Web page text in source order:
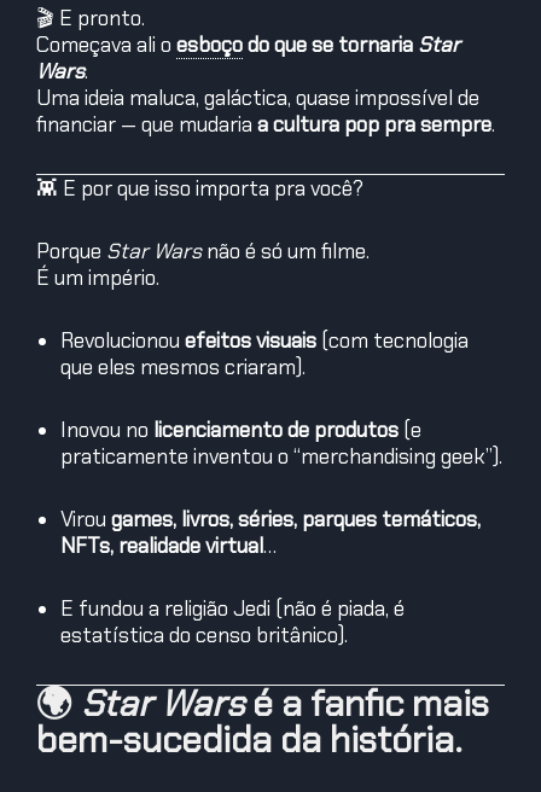
🎬 E pronto.
Começava ali o esboçodo que se tornaria Star
Wars.
Uma ideia maluca, galáctica, quase impossível de
financiar — que mudaria a cultura pop pra sempre.
👾 E por que isso importa pra você?
Porque Star Warsnão é só um filme.
É um império.
Revolucionou efeitos visuais (com tecnologia
que eles mesmos criaram).
Inovou no licenciamento de produtos (e
praticamente inventou o “merchandising geek”).
Virou games, livros, séries, parques temáticos,
NFTs, realidade virtual…
E fundou a religião Jedi (não é piada, é
estatística do censo britânico).
🌍 Star Warsé a fanfic mais
bem-sucedida da história.